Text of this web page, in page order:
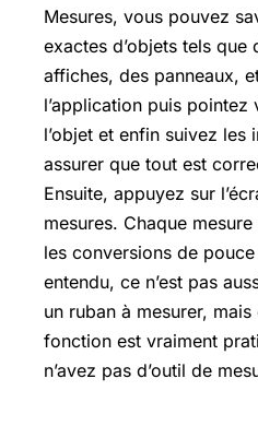
Mesures, vous pouvez
exactes d’objets tels que
affiches, des panneaux,
l’application puis pointez
l’objet et enfin suivez
assurer que tout est
Ensuite, appuyez sur
mesures. Chaque
les conversions de
entendu, ce n’est pas
un ruban à mesurer,
fonction est vraiment
n’avez pas d’outil de